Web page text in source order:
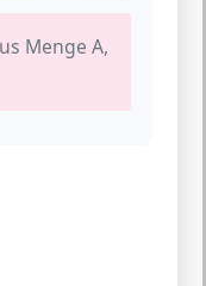
Menge A,